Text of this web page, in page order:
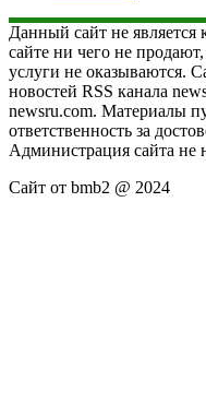
Данный сайт не
сайте ни чего не
услуги не оказываются.
новостей RSS канала
newsru.com. Материалы
ответственность за
Администрация сайта не
Сайт от bmb2 @ 2024